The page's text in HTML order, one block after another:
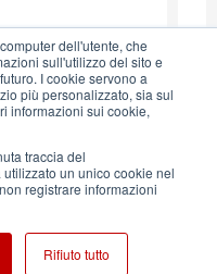
dell'utente, che
sull'utilizzo del sito e
I cookie servono a
più personalizzato, sia sul
informazioni sui cookie,
traccia del
un unico cookie nel
registrare informazioni
Rifiuto tutto
di Horsa S.p.A. - P. IVA: